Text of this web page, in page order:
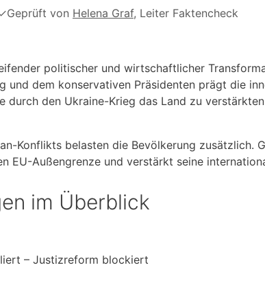
Geprüft von Helena Graf, Leiter Faktencheck
politischer und wirtschaftlicher
und dem konservativen Präsidenten prägt die
durch den Ukraine-Krieg das Land zu verstärkten
Konflikts belasten die Bevölkerung zusätzlich.
EU-Außengrenze und verstärkt seine
im Überblick
– Justizreform blockiert